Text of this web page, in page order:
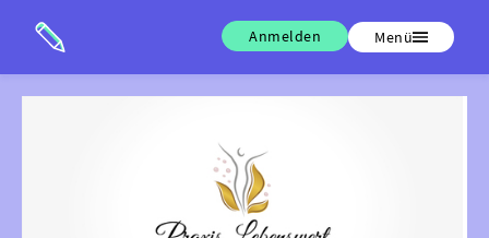
Anmelden Menü